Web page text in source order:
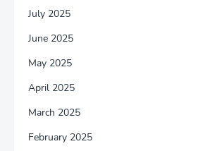
July 2025
June 2025
May 2025
April 2025
March 2025
February 2025